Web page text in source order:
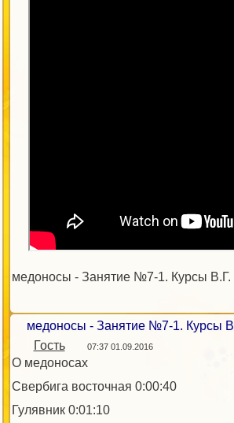
медоносы - Занятие №7-1. Курсы В.Г.
медоносы - Занятие №7-1. Курсы
Гость
07:37 01.09.2016
О медоносах
Свербига восточная 0:00:40
Гулявник 0:01:10